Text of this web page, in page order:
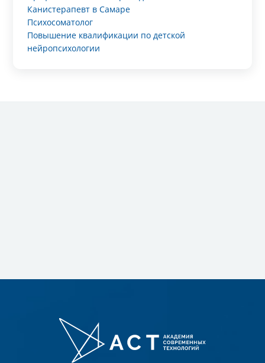
Канистерапевт в Самаре
Психосоматолог
Повышение квалификации по детской
нейропсихологии